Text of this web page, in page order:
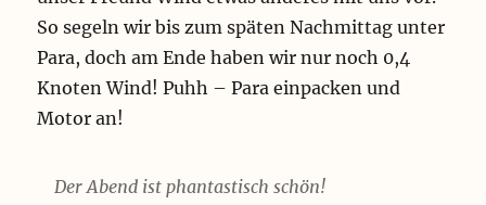
So segeln wir bis zum späten Nachmittag unter
Para, doch am Ende haben wir nur noch 0,4
Knoten Wind! Puhh – Para einpacken und
Motor an!
Der Abend ist phantastisch schön!